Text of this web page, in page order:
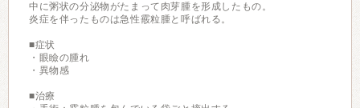
中に粥状の分泌物がたまって肉芽腫を形成したもの。
炎症を伴ったものは急性霰粒腫と呼ばれる。
■症状
・眼瞼の腫れ
・異物感
■治療